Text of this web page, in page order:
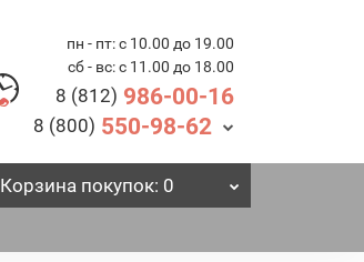
пн - пт: с 10.00 до 19.00
сб - вс: с 11.00 до 18.00
8 (812) 986-00-16
8 (800) 550-98-62
Корзинапокупок: 0